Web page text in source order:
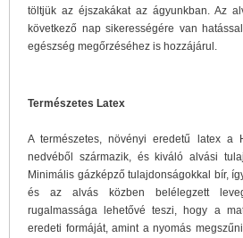
töltjük az éjszakákat az ágyunkban. Az
következő nap sikerességére van
egészség megőrzéséhez is hozzájárul.
Természetes Latex
A természetes, növényi eredetű latex a
nedvéből származik, és kiváló alvási
Minimális gázképző tulajdonságokkal bír,
és az alvás közben belélegzett
rugalmassága lehetővé teszi, hogy a
eredeti formáját, amint a nyomás